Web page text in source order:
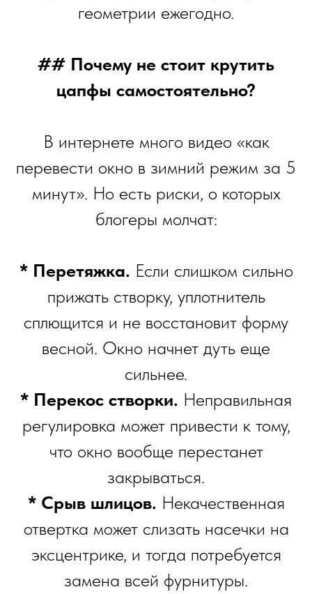
геометрии ежегодно.
## Почему не стоит крутить
цапфы самостоятельно?
В интернете много видео «как
перевести окно в зимний режим за 5
минут». Но есть риски, о которых
блогеры молчат:
* Перетяжка. Если слишком сильно
прижать створку, уплотнитель
сплющится и не восстановит форму
весной. Окно начнет дуть еще
сильнее.
* Перекос створки. Неправильная
регулировка может привести к тому,
что окно вообще перестанет
закрываться.
* Срыв шлицов. Некачественная
отвертка может слизать насечки на
эксцентрике, и тогда потребуется
замена всей фурнитуры.